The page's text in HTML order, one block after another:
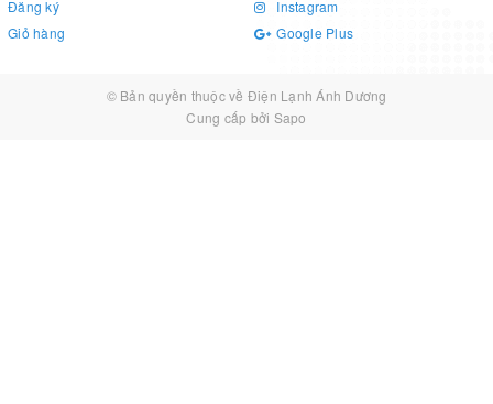
Đăng ký
Giỏ hàng
Instagram
Google Plus
© Bản quyền thuộc về Điện Lạnh Ánh Dương
Cung cấp bởi Sapo